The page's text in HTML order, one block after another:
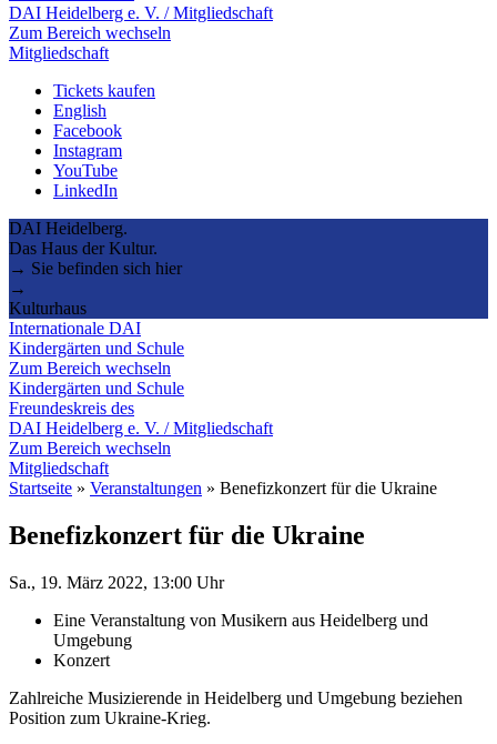
DAI Heidelberg e. V. / Mitgliedschaft
Zum Bereich wechseln
Mitgliedschaft
Tickets kaufen
English
Facebook
Instagram
YouTube
LinkedIn
DAI Heidelberg.
Das Haus der Kultur.
→ Sie befinden sich hier
→
Kulturhaus
Internationale DAI
Kindergärten und Schule
Zum Bereich wechseln
Kindergärten und Schule
Freundeskreis des
DAI Heidelberg e. V. / Mitgliedschaft
Zum Bereich wechseln
Mitgliedschaft
Startseite » Veranstaltungen » Benefizkonzert für die Ukraine
Benefizkonzert für die Ukraine
Sa., 19. März 2022, 13:00 Uhr
Eine Veranstaltung von Musikern aus Heidelberg und
Umgebung
Konzert
Zahlreiche Musizierende in Heidelberg und Umgebung beziehen
Position zum Ukraine-Krieg.